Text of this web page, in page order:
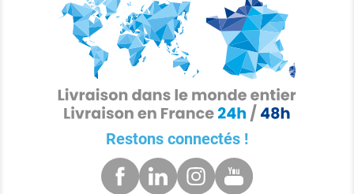
Restons connectés !